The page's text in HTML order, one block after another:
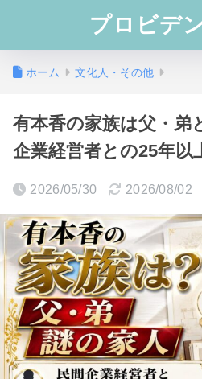
プロビデ
ホーム 文化人・その他
有本香の家族は父・弟
企業経営者との25年以
2026/05/30 2026/08/02